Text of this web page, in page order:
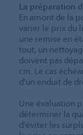
La préparation
En amont de la
varier le prix du
une remise en
tout, un
doivent pas
cm. Le cas
d’un enduit de
Une évaluation
déterminer la
d'éviter les